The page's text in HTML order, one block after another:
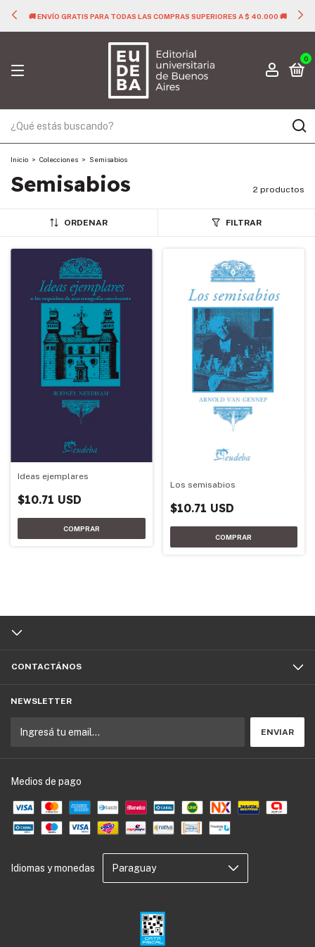
🚚 ENVÍO GRATIS PARA TODAS LAS COMPRAS SUPERIORES A $ 40.000 🚚
0
Inicio > Colecciones > Semisabios
Semisabios 2 productos
ORDENAR FILTRAR
Ideas ejemplares
$10.71 USD
Los semisabios
$10.71 USD
CONTACTÁNOS
NEWSLETTER
Medios de pago
Idiomas y monedas